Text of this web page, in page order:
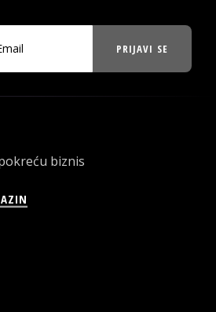
PRIJAVI SE
biznis